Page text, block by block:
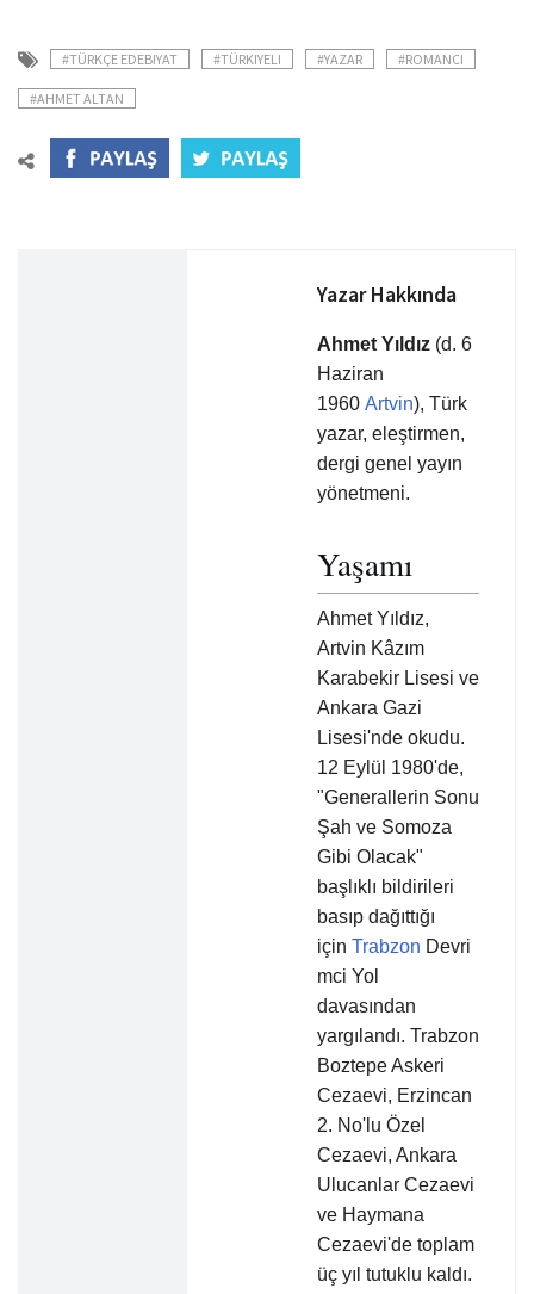
#TÜRKÇE EDEBIYAT #TÜRKIYELI #YAZAR #ROMANCI
#AHMET ALTAN
Yazar Hakkında
Ahmet Yıldız (d. 6
Haziran
1960 Artvin), Türk
yazar, eleştirmen,
dergi genel yayın
yönetmeni.
Yaşamı
Ahmet Yıldız,
Artvin Kâzım
Karabekir Lisesi ve
Ankara Gazi
Lisesi'nde okudu.
12 Eylül 1980'de,
"Generallerin Sonu
Şah ve Somoza
Gibi Olacak"
başlıklı bildirileri
basıp dağıttığı
için Trabzon Devri
mci Yol
davasından
yargılandı. Trabzon
Boztepe Askeri
Cezaevi, Erzincan
2. No'lu Özel
Cezaevi, Ankara
Ulucanlar Cezaevi
ve Haymana
Cezaevi'de toplam
üç yıl tutuklu kaldı.